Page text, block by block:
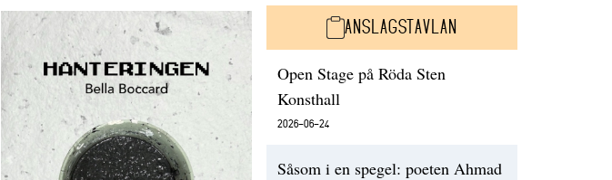
ANSLAGSTAVLAN
Open Stage på Röda Sten
Konsthall
2026-06-24
Såsom i en spegel: poeten Ahmad